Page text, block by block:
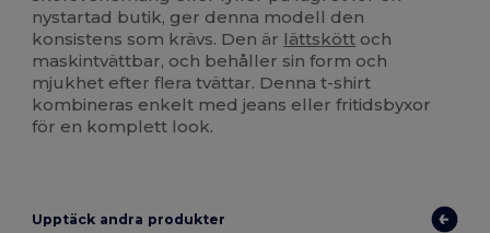
nystartad butik, ger denna modell den
konsistens som krävs. Den är lättskött och
maskintvättbar, och behåller sin form och
mjukhet efter flera tvättar. Denna t-shirt
kombineras enkelt med jeans eller fritidsbyxor
för en komplett look.
Upptäck andra produkter